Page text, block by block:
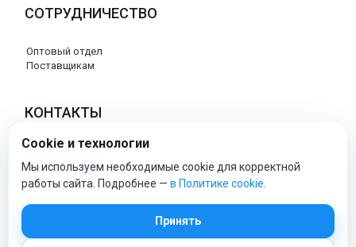
СОТРУДНИЧЕСТВО
Оптовый отдел
Поставщикам
КОНТАКТЫ
8 (800) 707-17-56
info@peg-perego-market.ru
Cookie и технологии
Мы используем необходимые cookie для корректной
работы сайта. Подробнее — в Политике cookie
Принять